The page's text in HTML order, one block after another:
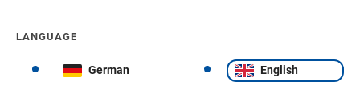
LANGUAGE
German English